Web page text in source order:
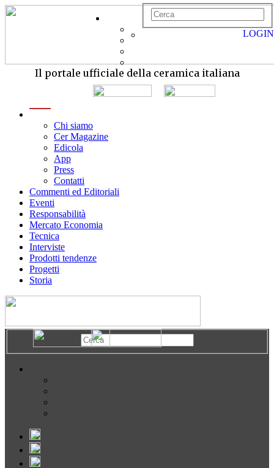
Il portale ufficiale della ceramica italiana
Chi siamo
Cer Magazine
Edicola
App
Press
Contatti
Commenti ed Editoriali
Eventi
Responsabilità
Mercato Economia
Tecnica
Interviste
Prodotti tendenze
Progetti
Storia
LOGIN